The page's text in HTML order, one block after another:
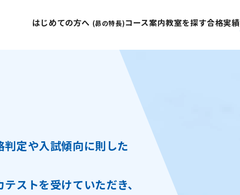
はじめての方へ (昴の特長)コース案内教室を探す合格実績
定や入試傾向に則した
ストを受けていただき、